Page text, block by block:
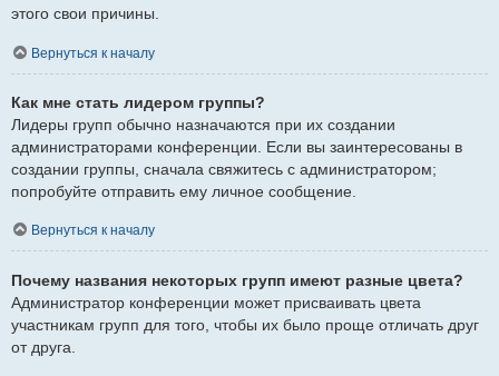
этого свои причины.
Вернуться к началу
Как мне стать лидером группы?
Лидеры групп обычно назначаются при их создании
администраторами конференции. Если вы заинтересованы в
создании группы, сначала свяжитесь с администратором;
попробуйте отправить ему личное сообщение.
Вернуться к началу
Почему названия некоторых групп имеют разные цвета?
Администратор конференции может присваивать цвета
участникам групп для того, чтобы их было проще отличать друг
от друга.